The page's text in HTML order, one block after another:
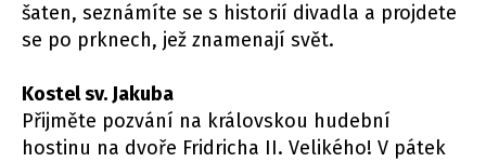
šaten, seznámíte se s historií divadla a projdete
se po prknech, jež znamenají svět.
Kostel sv. Jakuba
Přijměte pozvání na královskou hudební
hostinu na dvoře Fridricha II. Velikého! V pátek